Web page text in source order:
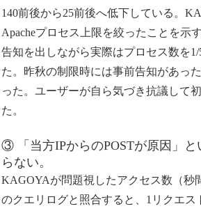
140前後から25前後へ低下している。
Apacheプロセス上限を絞ったことを示
告知を出しながら実際はプロセス数を
た。昨秋の制限時には事前告知があっ
った。ユーザーが自ら気づき抗議して
た。
③ 「当方IPからのPOSTが原因」と
らない。
KAGOYAが問題視したアクセス数（秒
のクエリログと照合すると、1リクエス